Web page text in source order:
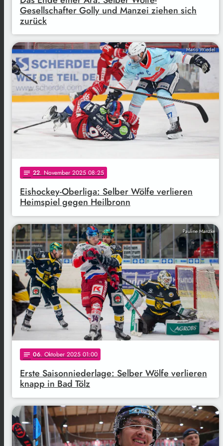
Gesellschafter Golly und Manzei ziehen sich
zurück
Mario Wiedel
notes 22. November 2025 08:25
Eishockey-Oberliga: Selber Wölfe verlieren
Heimspiel gegen Heilbronn
Pauline Manzke
notes 06. Oktober 2025 01:00
Erste Saisonniederlage: Selber Wölfe verlieren
knapp in Bad Tölz